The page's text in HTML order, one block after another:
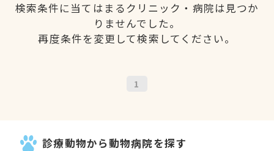
検索条件に当てはまるクリニック・病院は見つか
りませんでした。
再度条件を変更して検索してください。
1
診療動物から動物病院を探す